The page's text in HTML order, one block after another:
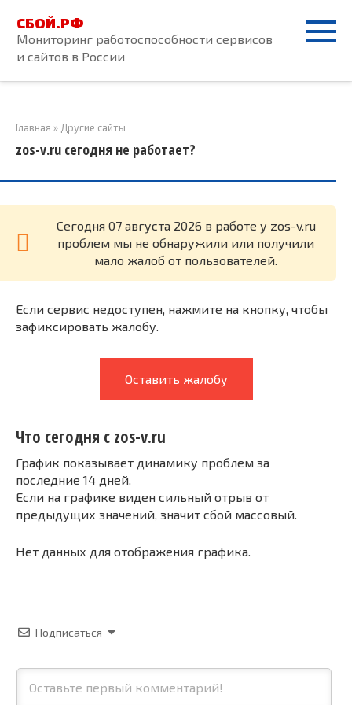
контенту
СБОЙ.РФ
Мониторинг работоспособности сервисов
и сайтов в России
Главная » Другие сайты
zos-v.ru сегодня не работает?
Cегодня 07 августа 2026 в работе у zos-v.ru
проблем мы не обнаружили или получили
мало жалоб от пользователей.
Если сервис недоступен, нажмите на кнопку, чтобы
зафиксировать жалобу.
Оставить жалобу
Что сегодня с zos-v.ru
График показывает динамику проблем за
последние 14 дней.
Если на графике виден сильный отрыв от
предыдущих значений, значит сбой массовый.
Нет данных для отображения графика.
Подписаться